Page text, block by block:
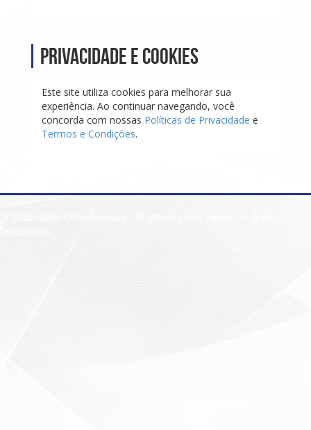
Privacidade e Cookies
Este site utiliza cookies para melhorar sua
experiência. Ao continuar navegando, você
concorda com nossas Políticas de Privacidade e
Termos e Condições.